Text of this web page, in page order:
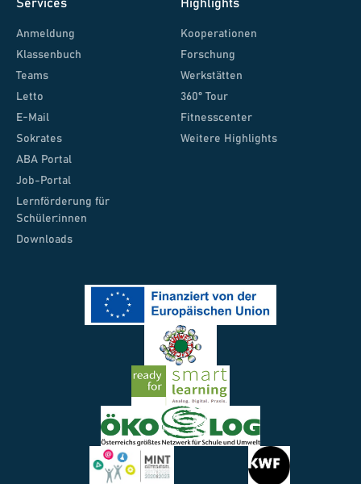
Services
Anmeldung
Klassenbuch
Teams
Letto
E-Mail
Sokrates
ABA Portal
Job-Portal
Lernförderung für
Schüler:innen
Downloads
Highlights
Kooperationen
Forschung
Werkstätten
360° Tour
Fitnesscenter
Weitere Highlights